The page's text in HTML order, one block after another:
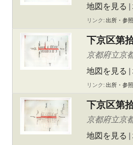
地図を見る |
リンク: 出所・参
下京区第
京都府立京
地図を見る |
リンク: 出所・参
下京区第
京都府立京
地図を見る |